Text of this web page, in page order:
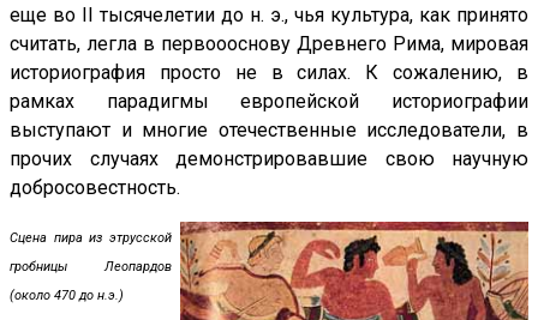
еще во II тысячелетии до н. э., чья культура, как принято
считать, легла в первоооснову Древнего Рима, мировая
историография просто не в силах. К сожалению, в
рамках парадигмы европейской историографии
выступают и многие отечественные исследователи, в
прочих случаях демонстрировавшие свою научную
добросовестность.
Сцена пира из этрусской
гробницы Леопардов
(около 470 до н.э.)